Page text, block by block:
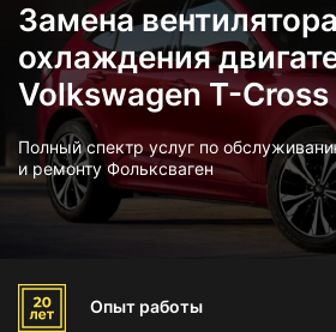
Замена вентилятора
охлаждения
Volkswagen T-Cross
Полный спектр услуг по
и ремонту Фольксваген
Опыт работы